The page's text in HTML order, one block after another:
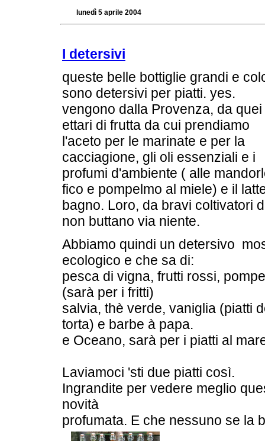
lunedì 5 aprile 2004
I detersivi
queste belle bottiglie grandi e
sono detersivi per piatti. yes.
vengono dalla Provenza, da quei
ettari di frutta da cui prendiamo
l'aceto per le marinate e per la
cacciagione, gli oli essenziali e i
profumi d'ambiente ( alle
fico e pompelmo al miele) e il
bagno. Loro, da bravi coltivatori
non buttano via niente.
Abbiamo quindi un detersivo
ecologico e che sa di:
pesca di vigna, frutti rossi,
(sarà per i fritti)
salvia, thè verde, vaniglia (piatti
torta) e barbe à papa.
e Oceano, sarà per i piatti al
Laviamoci 'sti due piatti così.
Ingrandite per vedere meglio
novità
profumata. E che nessuno se la